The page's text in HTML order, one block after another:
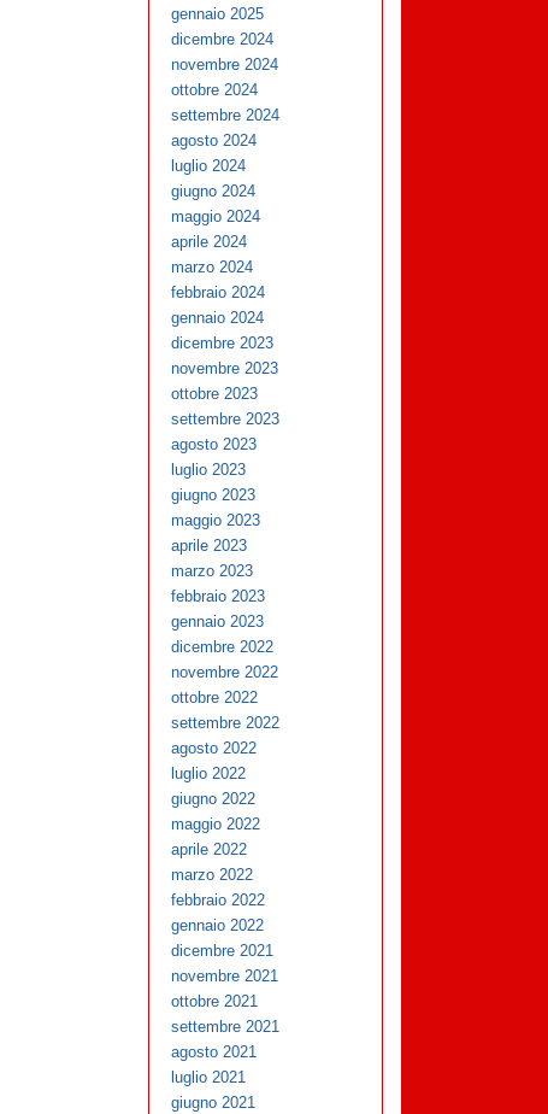
gennaio 2025
dicembre 2024
novembre 2024
ottobre 2024
settembre 2024
agosto 2024
luglio 2024
giugno 2024
maggio 2024
aprile 2024
marzo 2024
febbraio 2024
gennaio 2024
dicembre 2023
novembre 2023
ottobre 2023
settembre 2023
agosto 2023
luglio 2023
giugno 2023
maggio 2023
aprile 2023
marzo 2023
febbraio 2023
gennaio 2023
dicembre 2022
novembre 2022
ottobre 2022
settembre 2022
agosto 2022
luglio 2022
giugno 2022
maggio 2022
aprile 2022
marzo 2022
febbraio 2022
gennaio 2022
dicembre 2021
novembre 2021
ottobre 2021
settembre 2021
agosto 2021
luglio 2021
giugno 2021